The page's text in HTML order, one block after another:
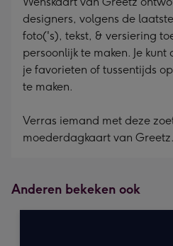
designers, volgens de
foto('s), tekst, & versiering
persoonlijk te maken. Je
je favorieten of tussentijds
te maken.
Verras iemand met deze
moederdagkaart van Greetz.
Anderen bekeken ook